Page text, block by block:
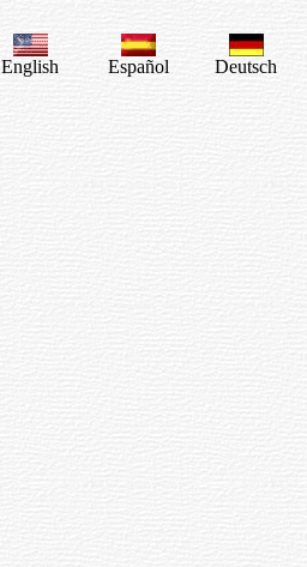
English Español Deutsch